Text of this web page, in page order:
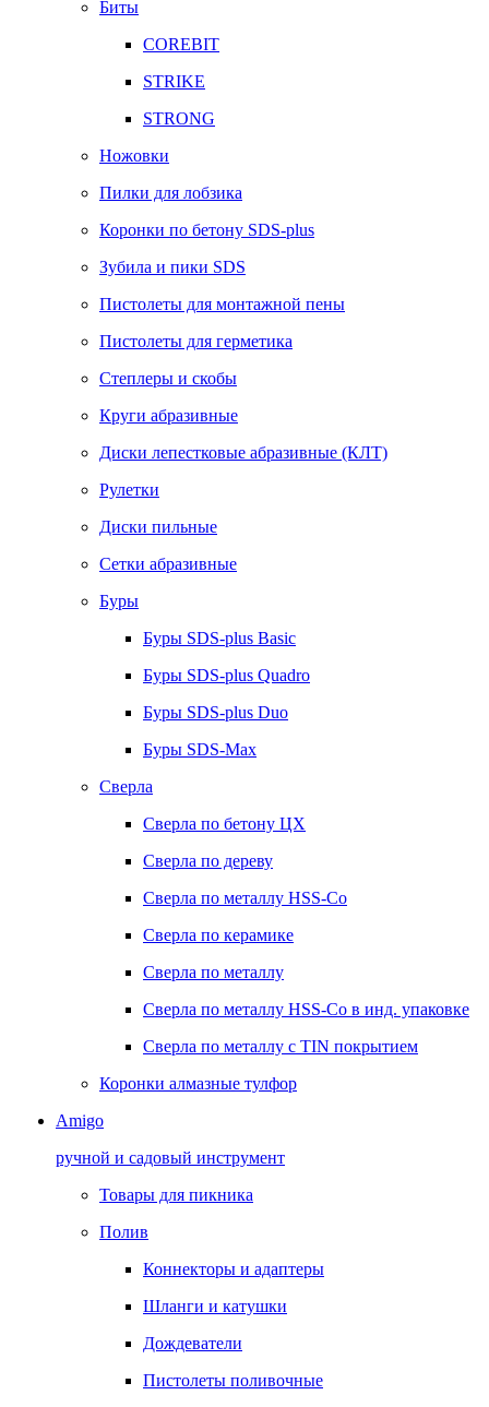
Биты
COREBIT
STRIKE
STRONG
Ножовки
Пилки для лобзика
Коронки по бетону SDS-plus
Зубила и пики SDS
Пистолеты для монтажной пены
Пистолеты для герметика
Степлеры и скобы
Круги абразивные
Диски лепестковые абразивные (КЛТ)
Рулетки
Диски пильные
Сетки абразивные
Буры
Буры SDS-plus Basic
Буры SDS-plus Quadro
Буры SDS-plus Duo
Буры SDS-Max
Сверла
Сверла по бетону ЦХ
Сверла по дереву
Сверла по металлу HSS-Co
Сверла по керамике
Сверла по металлу
Сверла по металлу HSS-Co в инд. упаковке
Сверла по металлу с TIN покрытием
Коронки алмазные тулфор
Amigo
ручной и садовый инструмент
Товары для пикника
Полив
Коннекторы и адаптеры
Шланги и катушки
Дождеватели
Пистолеты поливочные